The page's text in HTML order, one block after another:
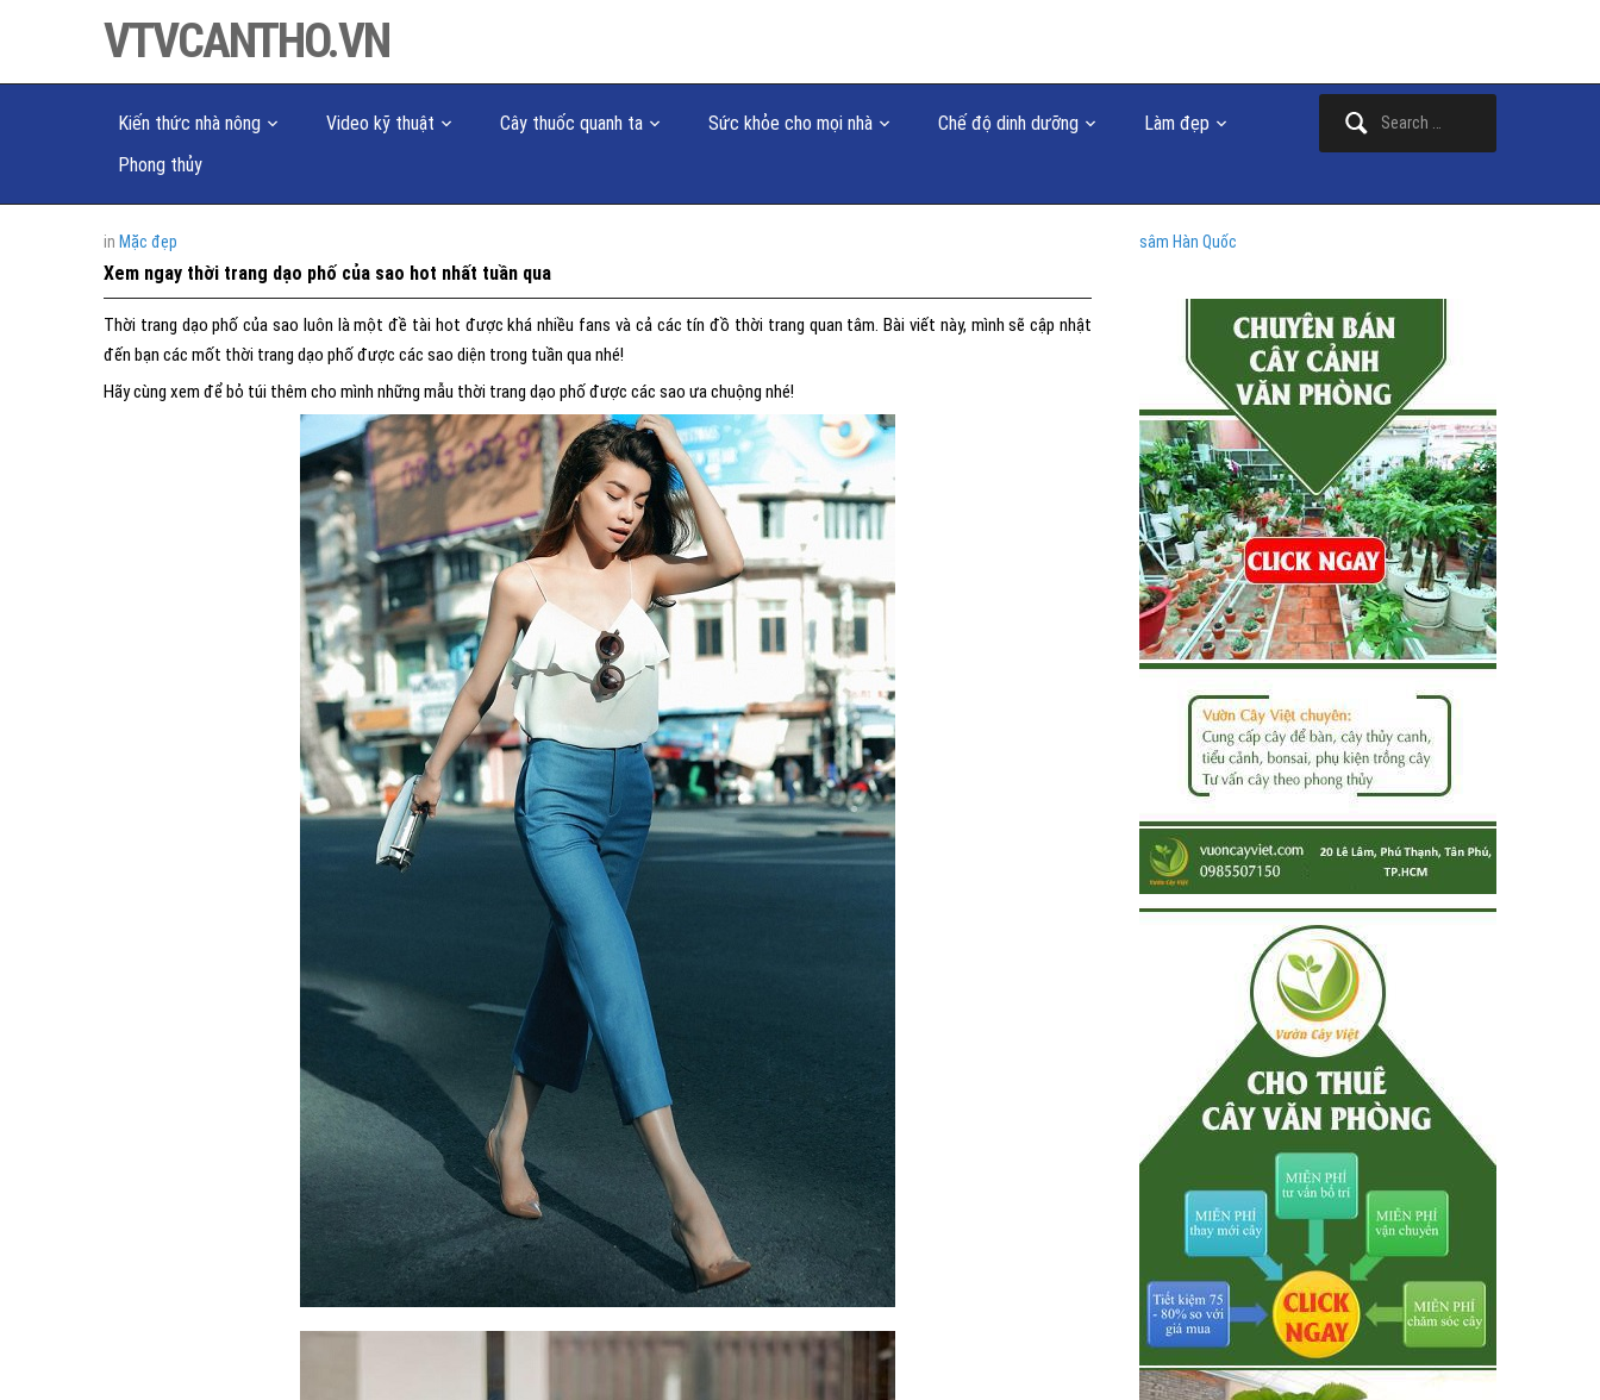
VTVCANTHO.VN
Kiến thức nhà nông Video kỹ thuật Cây thuốc quanh ta Sức khỏe cho mọi nhà Chế độ dinh dưỡng
Làm đẹp
Phong thủy
in Mặc đẹp
Xem ngay thời trang dạo phố của sao hot nhất tuần qua
Thời trang dạo phố của sao luôn là một đề tài hot được khá nhiều fans và cả các tín đồ thời trang quan tâm. Bài viết này, mình sẽ cập nhật
đến bạn các mốt thời trang dạo phố được các sao diện trong tuần qua nhé!
Hãy cùng xem để bỏ túi thêm cho mình những mẫu thời trang dạo phố được các sao ưa chuộng nhé!
sâm Hàn Quốc